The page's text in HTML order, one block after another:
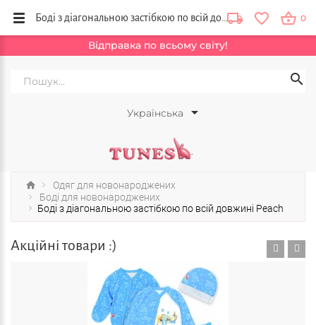
Відправка по всьому світу!
Українська
0
Одяг для новонароджених
Боді для новонароджених
Боді з діагональною застібкою по всій довжині Peach
Акційні товари :)